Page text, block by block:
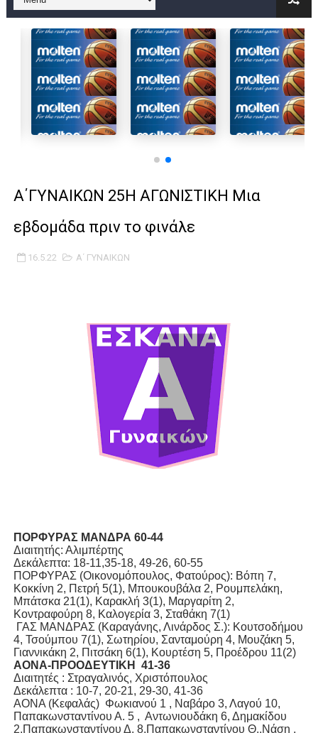
B ΕΦΗΒΩΝ F4 : Χάλκινο το Πέρα 71-56 την Δραπετσώνα στον
Στην National League 2 ο Μανδραϊκός 83-72 τον Εθνικό
Live streaming ΜΠΑΡΑΖ ΑΝΟΔΟΥ ΣΤΗΝ NL 2 : ΑΥΡΙΟ
Β΄ ΕΦΗΒΩΝ F4 : Εντυπωσιακός ο Ρέντης στον τελικό 104-77
ΧΡΟΝΙΑ ΠΟΛΛΑ ΣΤΟ ΕΛΛΗΝΙΚΟ ΜΠΑΣΚΕΤ : 39Η ΕΠΕΤΕΙΟΣ ΑΠΟ
Ο δρόμος για τον 29ο τελικό κυπέλλου ανδρών ΕΣΚΑΝΑ
U21: Τεράστια πρόκριση για τον Πανελευσινιακό στον
Γ΄ανδρών play offs : "Σκληρό" καρύδι η Φιλία Περάματος
Play off B εφήβων Β φάση Στο f4 ΑΕ Ρέντη, Πέρα , Ερμής
Α΄ΓΥΝΑΙΚΩΝ 25Η ΑΓΩΝΙΣΤΙΚΗ Μια
εβδομάδα πριν το φινάλε
16.5.22 Α΄ ΓΥΝΑΙΚΩΝ
ΠΟΡΦΥΡΑΣ ΜΑΝΔΡΑ 60-44
Διαιτητής: Αλιμπέρτης
Δεκάλεπτα: 18-11,35-18, 49-26, 60-55
ΠΟΡΦΥΡΑΣ (Οικονομόπουλος, Φατούρος): Βόπη 7,
Κοκκίνη 2, Πετρή 5(1), Μπουκουβάλα 2, Ρουμπελάκη,
Μπάτσκα 21(1), Καρακλή 3(1), Μαργαρίτη 2,
Κοντραφούρη 8, Καλογερία 3, Σταθάκη 7(1)
ΓΑΣ ΜΑΝΔΡΑΣ (Καραγάνης, Λινάρδος Σ.): Κουτσοδήμου
4, Τσούμπου 7(1), Σωτηρίου, Σανταμούρη 4, Μουζάκη 5,
Γιαννικάκη 2, Πιτσάκη 6(1), Κουρτέση 5, Προέδρου 11(2)
ΑΟΝΑ-ΠΡΟΟΔΕΥΤΙΚΗ 41-36
Διαιτητές : Στραγαλινός, Χριστόπουλος
Δεκάλεπτα : 10-7, 20-21, 29-30, 41-36
ΑΟΝΑ (Κεφαλάς) Φωκιανού 1 , Ναβάρο 3, Λαγού 10,
Παπακωνσταντίνου Α. 5 , Αντωνιουδάκη 6, Δημακίδου
2,Παπακωνσταντίνου Δ. 8,Παπακωνσταντίνου Θ.,Νάση ,